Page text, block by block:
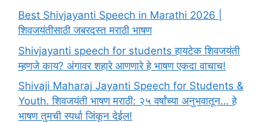
Best Shivjayanti Speech in Marathi 2026 |
शिवजयंतीसाठी जबरदस्त मराठी भाषण
Shivjayanti speech for students हायटेक शिवजयंती
म्हणजे काय? अंगावर शहारे आणणारे हे भाषण एकदा वाचाच!
Shivaji Maharaj Jayanti Speech for Students &
Youth. शिवजयंती भाषण मराठी: २५ वर्षांच्या अनुभवातून… हे
भाषण तुमची स्पर्धा जिंकून देईल!